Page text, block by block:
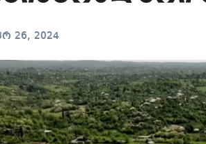
თბილისში
26, 2024